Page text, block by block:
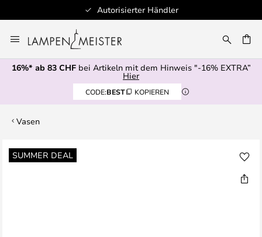
Autorisierter Händler
Inhalt
springen
16%* ab 83 CHFbei Artikeln mit dem Hinweis "-16% EXTRA”
Hier
CODE:BEST KOPIEREN
Vasen
SUMMER DEAL
Zum
Ende